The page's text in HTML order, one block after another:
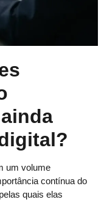
um volume
contínua do
quais elas